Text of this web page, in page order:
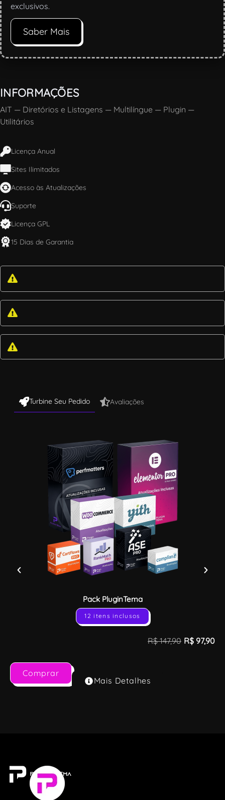
exclusivos.
Saber Mais
INFORMAÇÕES
AIT — Diretórios e Listagens — Multilíngue — Plugin —
Utilitários
Licença Anual
Sites Ilimitados
Acesso às Atualizações
Suporte
Licença GPL
15 Dias de Garantia
Turbine Seu Pedido Avaliações
Pack PluginTema
12 itens inclusos
R$147,90 R$ 97,90
Comprar
Mais Detalhes